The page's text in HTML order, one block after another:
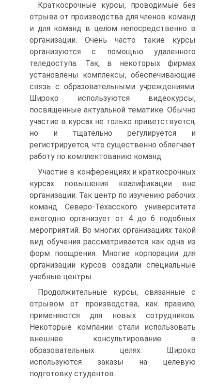
Краткосрочные курсы, проводимые без
отрыва от производства для членов команд
и для команд в целом непосредственно в
организации. Очень часто такие курсы
организуются с помощью удаленного
теледоступа. Так, в некоторых фирмах
установлены комплексы, обеспечивающие
связь с образовательными учреждениями.
Широко используются видеокурсы,
посвященные актуальной тематике. Обычно
участие в курсах не только приветствуется,
но и тщательно регулируется и
регистрируется, что существенно облегчает
работу по комплектованию команд.
Участие в конференциях и краткосрочных
курсах повышения квалификации вне
организации. Так центр по изучению рабочих
команд Северо-Техасского университета
ежегодно организует от 4 до 6 подобных
мероприятий. Во многих организациях такой
вид обучения рассматривается как одна из
форм поощрения. Многие корпорации для
организации курсов создали специальные
учебные центры.
Продолжительные курсы, связанные с
отрывом от производства, как правило,
применяются для новых сотрудников.
Некоторые компании стали использовать
внешнее консультирование в
образовательных целях. Широко
используются заказы на целевую
подготовку студентов.